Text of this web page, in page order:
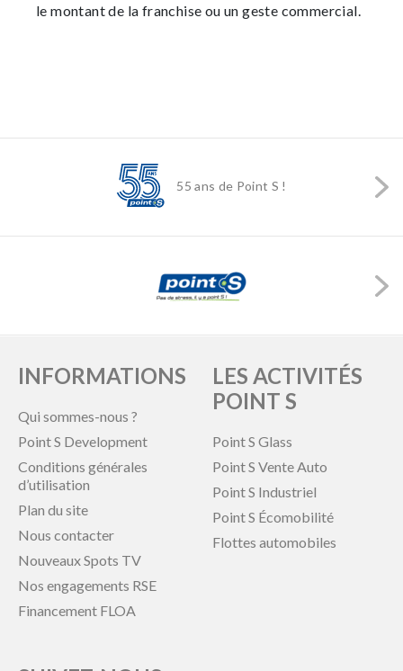
le montant de la franchise ou un geste commercial.
55 ans de Point S !
INFORMATIONS
Qui sommes-nous ?
Point S Development
Conditions générales
d’utilisation
Plan du site
Nous contacter
Nouveaux Spots TV
Nos engagements RSE
Financement FLOA
LES ACTIVITÉS
POINT S
Point S Glass
Point S Vente Auto
Point S Industriel
Point S Écomobilité
Flottes automobiles